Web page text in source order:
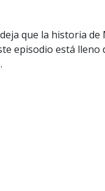
que la historia
episodio está